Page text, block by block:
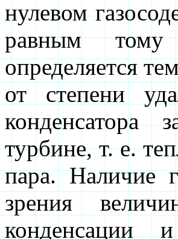
нулевом
равным тому
определяется
от степени
конденсатора
турбине, т. е.
пара. Наличие
зрения
конденсации